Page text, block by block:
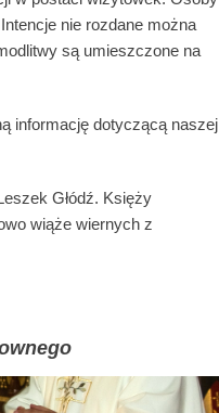
nie rozdane można
są umieszczone na
informację dotyczącą naszej
Głódź. Księży
wiąże wiernych z